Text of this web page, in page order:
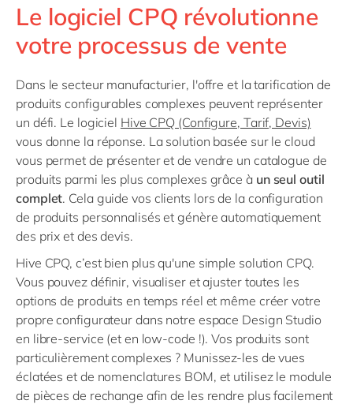
Le logiciel CPQ révolutionne
votre processus de vente
Dans le secteur manufacturier, l'offre et la tarification de
produits configurables complexes peuvent représenter
un défi. Le logiciel Hive CPQ (Configure, Tarif, Devis)
vous donne la réponse. La solution basée sur le cloud
vous permet de présenter et de vendre un catalogue de
produits parmi les plus complexes grâce à un seul outil
complet. Cela guide vos clients lors de la configuration
de produits personnalisés et génère automatiquement
des prix et des devis.
Hive CPQ, c’est bien plus qu'une simple solution CPQ.
Vous pouvez définir, visualiser et ajuster toutes les
options de produits en temps réel et même créer votre
propre configurateur dans notre espace Design Studio
en libre-service (et en low-code !). Vos produits sont
particulièrement complexes ? Munissez-les de vues
éclatées et de nomenclatures BOM, et utilisez le module
de pièces de rechange afin de les rendre plus facilement